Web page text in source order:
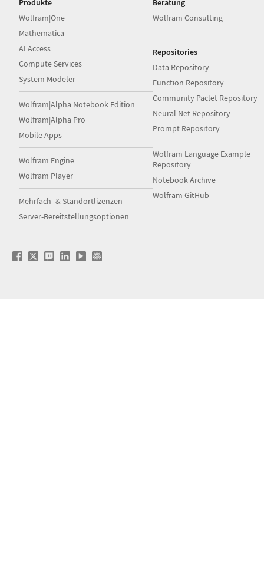
Produkte
Wolfram|One
Mathematica
AI Access
Compute Services
System Modeler
Wolfram|Alpha Notebook Edition
Wolfram|Alpha Pro
Mobile Apps
Wolfram Engine
Wolfram Player
Mehrfach- & Standortlizenzen
Server-Bereitstellungsoptionen
Beratung
Wolfram Consulting
Repositories
Data Repository
Function Repository
Community Paclet Repository
Neural Net Repository
Prompt Repository
Wolfram Language Example
Repository
Notebook Archive
Wolfram GitHub